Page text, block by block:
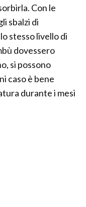
Con le
sbalzi di
stesso livello di
dovessero
si possono
caso è bene
durante i mesi